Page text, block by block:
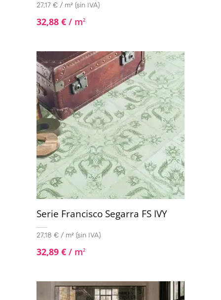
27,17 € / m² (sin IVA)
32,88 € / m2
Serie Francisco Segarra FS IVY
27,18 € / m² (sin IVA)
32,89 € / m2